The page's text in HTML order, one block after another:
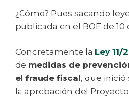
¿Cómo? Pues sacando
publicada en el BOE de 10
Concretamente la Ley 11/
de medidas de
el fraude fiscal, que inició
la aprobación del